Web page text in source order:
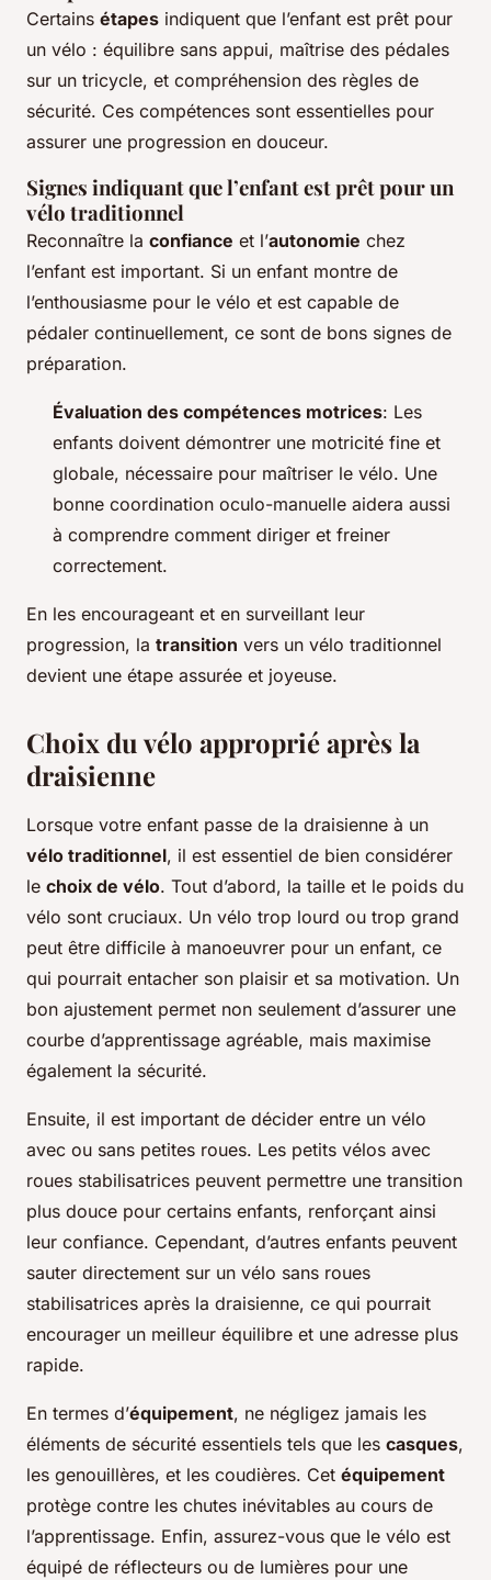
Certains étapes indiquent que l’enfant est prêt pour
un vélo : équilibre sans appui, maîtrise des pédales
sur un tricycle, et compréhension des règles de
sécurité. Ces compétences sont essentielles pour
assurer une progression en douceur.
Signes indiquant que l’enfant est prêt pour un
vélo traditionnel
Reconnaître la confiance et l’autonomie chez
l’enfant est important. Si un enfant montre de
l’enthousiasme pour le vélo et est capable de
pédaler continuellement, ce sont de bons signes de
préparation.
Évaluation des compétences motrices: Les
enfants doivent démontrer une motricité fine et
globale, nécessaire pour maîtriser le vélo. Une
bonne coordination oculo-manuelle aidera aussi
à comprendre comment diriger et freiner
correctement.
En les encourageant et en surveillant leur
progression, la transition vers un vélo traditionnel
devient une étape assurée et joyeuse.
Choix du vélo approprié après la
draisienne
Lorsque votre enfant passe de la draisienne à un
vélo traditionnel, il est essentiel de bien considérer
le choix de vélo. Tout d’abord, la taille et le poids du
vélo sont cruciaux. Un vélo trop lourd ou trop grand
peut être difficile à manoeuvrer pour un enfant, ce
qui pourrait entacher son plaisir et sa motivation. Un
bon ajustement permet non seulement d’assurer une
courbe d’apprentissage agréable, mais maximise
également la sécurité.
Ensuite, il est important de décider entre un vélo
avec ou sans petites roues. Les petits vélos avec
roues stabilisatrices peuvent permettre une transition
plus douce pour certains enfants, renforçant ainsi
leur confiance. Cependant, d’autres enfants peuvent
sauter directement sur un vélo sans roues
stabilisatrices après la draisienne, ce qui pourrait
encourager un meilleur équilibre et une adresse plus
rapide.
En termes d’équipement, ne négligez jamais les
éléments de sécurité essentiels tels que les casques,
les genouillères, et les coudières. Cet équipement
protège contre les chutes inévitables au cours de
l’apprentissage. Enfin, assurez-vous que le vélo est
équipé de réflecteurs ou de lumières pour une